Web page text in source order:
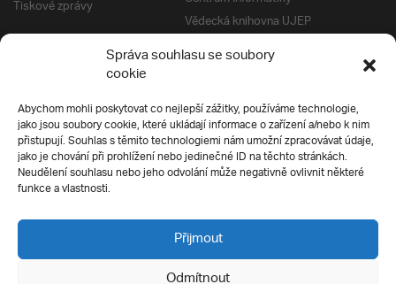
Správa souhlasu se soubory
cookie
Abychom mohli poskytovat co nejlepší zážitky, používáme technologie,
jako jsou soubory cookie, které ukládají informace o zařízení a/nebo k nim
přistupují. Souhlas s těmito technologiemi nám umožní zpracovávat údaje,
jako je chování při prohlížení nebo jedinečné ID na těchto stránkách.
Neudělení souhlasu nebo jeho odvolání může negativně ovlivnit některé
funkce a vlastnosti.
Přijmout
Tiskové zprávy
Vědecká knihovna UJEP
Správa kolejí a menz
Univerzitní centrum podpory
Silverius
Pro uchazeče
Přijímací řízení
E-prihlaska
Přípravné kurzy
Ochrana soukromí